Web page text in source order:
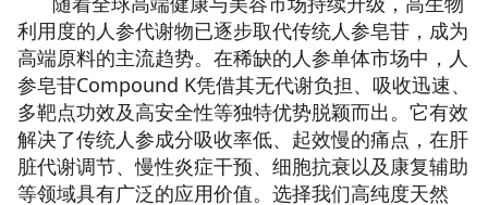
利用度的人参代谢物已逐步取代传统人参皂苷，成为
高端原料的主流趋势。在稀缺的人参单体市场中，人
参皂苷Compound K凭借其无代谢负担、吸收迅速、
多靶点功效及高安全性等独特优势脱颖而出。它有效
解决了传统人参成分吸收率低、起效慢的痛点，在肝
脏代谢调节、慢性炎症干预、细胞抗衰以及康复辅助
等领域具有广泛的应用价值。选择我们高纯度天然